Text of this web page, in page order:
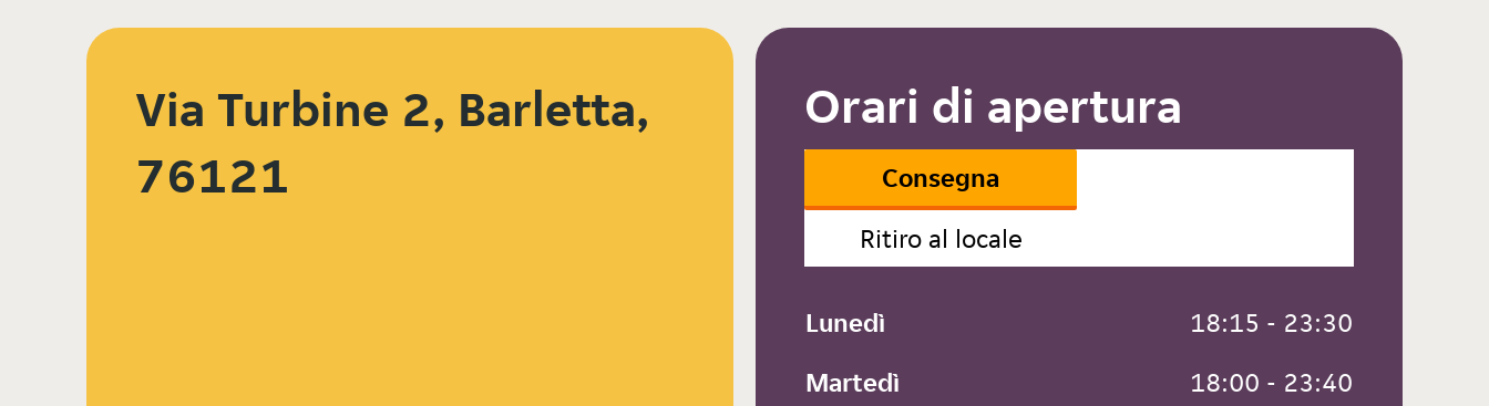
Via Turbine 2, Barletta,
76121
Orari di apertura
Consegna
Ritiro al locale
Lunedì
18:15 - 23:30
Martedì
18:00 - 23:40